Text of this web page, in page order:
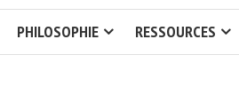
PHILOSOPHIE RESSOURCES